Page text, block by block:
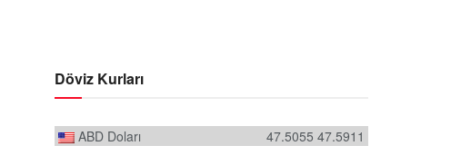
Döviz Kurları
ABD Doları 47.5911
47.5055